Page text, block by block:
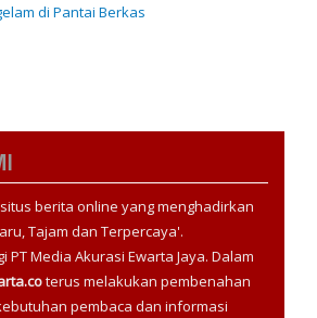
di Pantai Berkas
berita online yang menghadirkan
Tajam dan Terpercaya'.
PT Media Akurasi Ewarta Jaya. Dalam
terus melakukan pembenahan
pembaca dan informasi